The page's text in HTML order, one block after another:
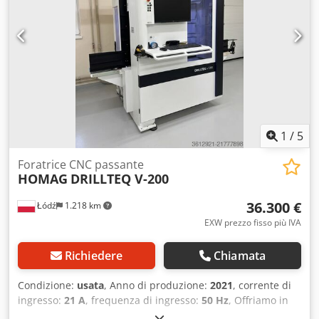
orizzontali su asse X 2 orizzontali su asse Y DETTAGLI
MACCHINA Controllo numerico: Software BSolid - BSuite3
Dwjdpfx Aieyzpcdohea DOTAZIONE Dispositivo di scarico
automatico Lama integrata per inserimento di scanalature
Sistemi di protezione e sicurezza anteriori con tappetini
Barriere di protezione perimetrali Riferimento esterno:
1 / 5
Łódź 1.218 km
Foratrice CNC passante
HOMAG DRILLTEQ V-200
36.300 €
EXW prezzo fisso più IVA
Richiedere Chiamata
Condizione: usata, Anno di produzione: 2021, corrente di
ingresso: 21 A, frequenza di ingresso: 50 Hz, Offriamo in
vendita questa macchina per foratura continua HOMAG